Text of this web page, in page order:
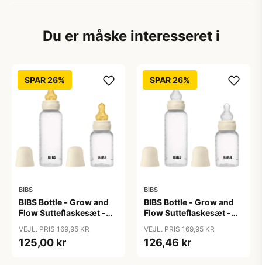
Du er måske interesseret i
SPAR 26%
BIBS
BIBS Bottle - Grow and
Flow Sutteflaskesæt -
Naturgummi/Rund -
150ml/270ml - 2-Pak -
VEJL. PRIS 169,95 KR
125,00 kr
SPAR 26%
BIBS
BIBS Bottle - Grow and
Flow Sutteflaskesæt -
150ml/270ml - 2-Pak -
Ivory
VEJL. PRIS 169,95 KR
126,46 kr